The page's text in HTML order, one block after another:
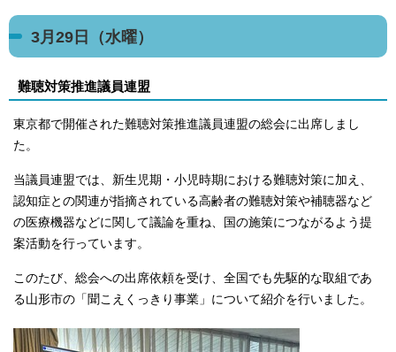
3月29日（水曜）
難聴対策推進議員連盟
東京都で開催された難聴対策推進議員連盟の総会に出席しまし
た。
当議員連盟では、新生児期・小児時期における難聴対策に加え、
認知症との関連が指摘されている高齢者の難聴対策や補聴器など
の医療機器などに関して議論を重ね、国の施策につながるよう提
案活動を行っています。
このたび、総会への出席依頼を受け、全国でも先駆的な取組であ
る山形市の「聞こえくっきり事業」について紹介を行いました。